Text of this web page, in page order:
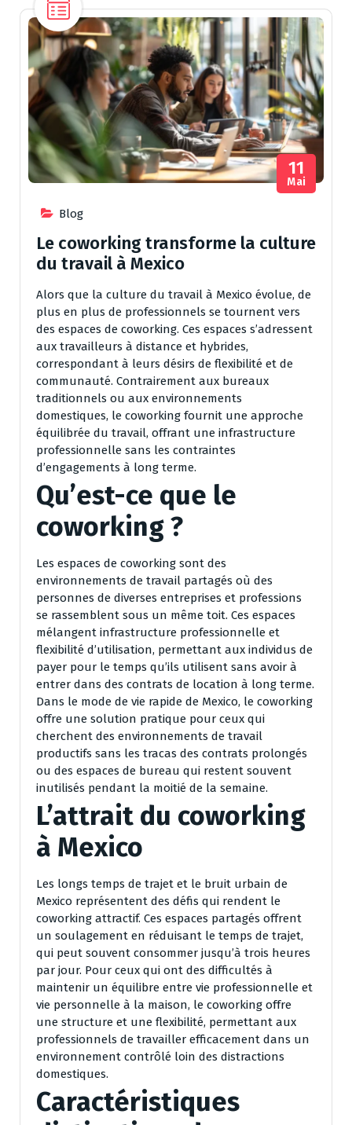
Blog
11
Mai
Le coworking transforme la culture
du travail à Mexico
Alors que la culture du travail à Mexico évolue, de
plus en plus de professionnels se tournent vers
des espaces de coworking. Ces espaces s’adressent
aux travailleurs à distance et hybrides,
correspondant à leurs désirs de flexibilité et de
communauté. Contrairement aux bureaux
traditionnels ou aux environnements
domestiques, le coworking fournit une approche
équilibrée du travail, offrant une infrastructure
professionnelle sans les contraintes
d’engagements à long terme.
Qu’est-ce que le
coworking ?
Les espaces de coworking sont des
environnements de travail partagés où des
personnes de diverses entreprises et professions
se rassemblent sous un même toit. Ces espaces
mélangent infrastructure professionnelle et
flexibilité d’utilisation, permettant aux individus de
payer pour le temps qu’ils utilisent sans avoir à
entrer dans des contrats de location à long terme.
Dans le mode de vie rapide de Mexico, le coworking
offre une solution pratique pour ceux qui
cherchent des environnements de travail
productifs sans les tracas des contrats prolongés
ou des espaces de bureau qui restent souvent
inutilisés pendant la moitié de la semaine.
L’attrait du coworking
à Mexico
Les longs temps de trajet et le bruit urbain de
Mexico représentent des défis qui rendent le
coworking attractif. Ces espaces partagés offrent
un soulagement en réduisant le temps de trajet,
qui peut souvent consommer jusqu’à trois heures
par jour. Pour ceux qui ont des difficultés à
maintenir un équilibre entre vie professionnelle et
vie personnelle à la maison, le coworking offre
une structure et une flexibilité, permettant aux
professionnels de travailler efficacement dans un
environnement contrôlé loin des distractions
domestiques.
Caractéristiques